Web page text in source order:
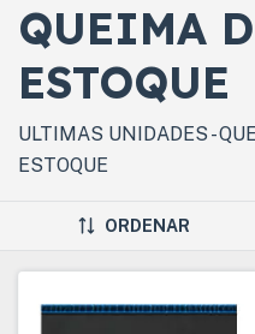
QUEIMA
ESTOQUE
ULTIMAS UNIDADES -
ESTOQUE
ORDENAR